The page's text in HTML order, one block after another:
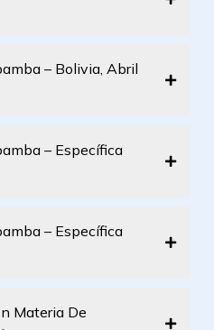
– Bolivia, Abril
– Específica
– Específica
Materia De